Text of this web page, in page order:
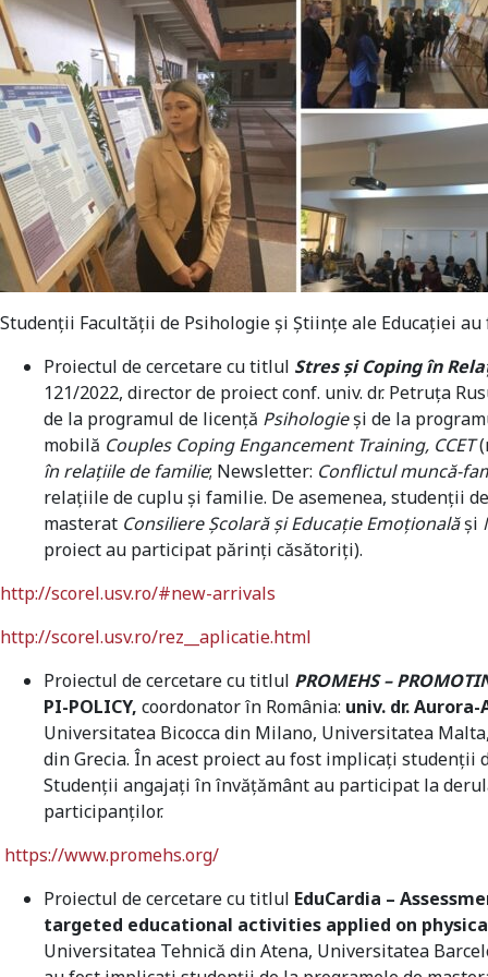
Studenţii Facultății de Psihologie și Științe ale Educației
Proiectul de cercetare cu titlul Stres și Coping în
121/2022, director de proiect conf. univ. dr. Petruța
de la programul de licență Psihologieși de la
mobilă Couples Coping Engancement Training, CCET
în relațiile de familie; Newsletter: Conflictul muncă-
relațiile de cuplu și familie. De asemenea, studenții
masterat Consiliere Școlară și Educație Emoționalăși
proiect au participat părinți căsătoriți).
http://scorel.usv.ro/#new-arrivals
http://scorel.usv.ro/rez__aplicatie.html
Proiectul de cercetare cu titlul PROMEHS –
PI-POLICY, coordonator în România: univ. dr.
Universitatea Bicocca din Milano, Universitatea
din Grecia. În acest proiect au fost implicați studenții
Studenții angajați în învățământ au participat la
participanților.
https://www.promehs.org/
Proiectul de cercetare cu titlul EduCardia –
targeted educational activities applied on
Universitatea Tehnică din Atena, Universitatea